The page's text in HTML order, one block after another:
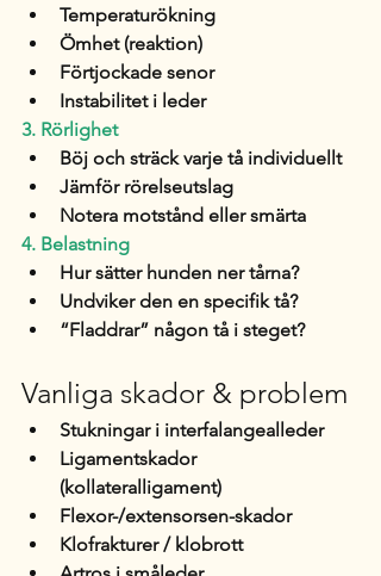
Temperaturökning
Ömhet (reaktion)
Förtjockade senor
Instabilitet i leder
3. Rörlighet
Böj och sträck varje tå individuellt
Jämför rörelseutslag
Notera motstånd eller smärta
4. Belastning
Hur sätter hunden ner tårna?
Undviker den en specifik tå?
“Fladdrar” någon tå i steget?
Vanliga skador & problem
Stukningar i interfalangealleder
Ligamentskador
(kollateralligament)
Flexor-/extensorsen-skador
Klofrakturer / klobrott